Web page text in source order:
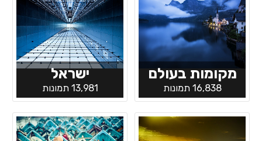
מקומות בעולם
16,838 תמונות
ישראל
13,981 תמונות